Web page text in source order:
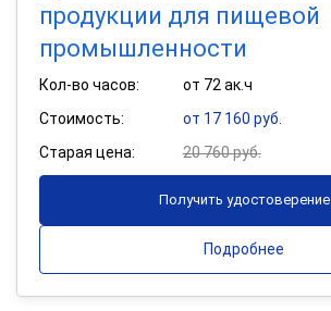
продукции для пищевой
промышленности
Кол-во часов:
от 72 ак.ч
Стоимость:
от 17 160 руб.
Старая цена:
20 760 руб.
Получить удостоверение
Подробнее